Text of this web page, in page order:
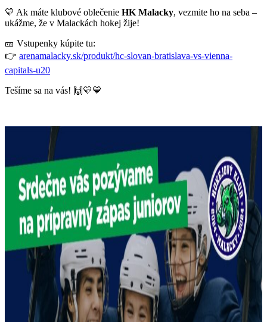
💛 Ak máte klubové oblečenie HK Malacky, vezmite ho na seba –
ukážme, že v Malackách hokej žije!
🎫 Vstupenky kúpite tu:
👉 arenamalacky.sk/produkt/hc-slovan-bratislava-vs-vienna-
capitals-u20
Tešíme sa na vás! 🙌💛💙